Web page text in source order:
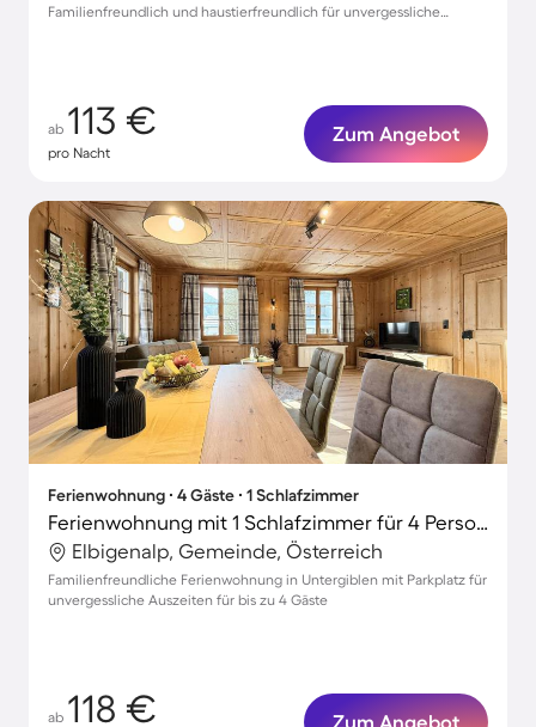
Familienfreundlich und haustierfreundlich für unvergessliche
ab 113 €
pro Nacht
Zum Angebot
Ferienwohnung ∙ 4 Gäste ∙ 1 Schlafzimmer
Ferienwohnung mit 1 Schlafzimmer für 4 Personen
Elbigenalp, Gemeinde, Österreich
Familienfreundliche Ferienwohnung in Untergiblen mit Parkplatz für
unvergessliche Auszeiten für bis zu 4 Gäste
ab 118 € Zum Angebot